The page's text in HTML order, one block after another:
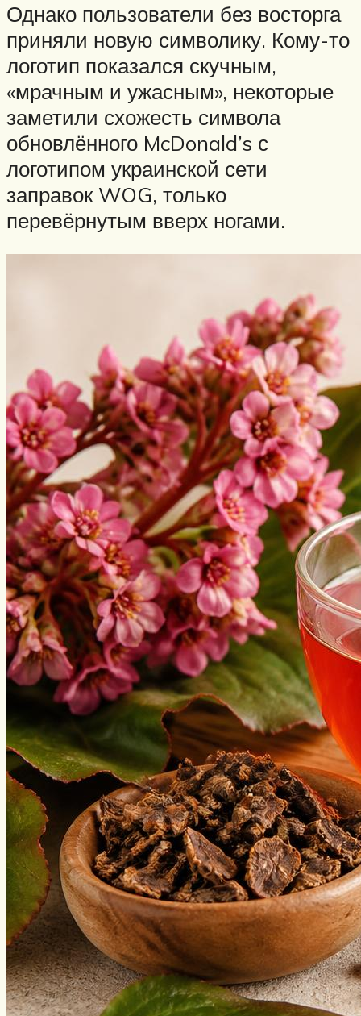
Однако пользователи без восторга
приняли новую символику. Кому-то
логотип показался скучным,
«мрачным и ужасным», некоторые
заметили схожесть символа
обновлённого McDonald’s с
логотипом украинской сети
заправок WOG, только
перевёрнутым вверх ногами.